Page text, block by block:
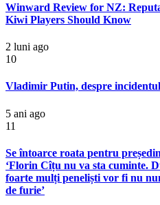
Winward Review for NZ:
Kiwi Players Should Know
2 luni ago
10
Vladimir Putin, despre
5 ani ago
11
Se întoarce roata pentru
‘Florin Cîțu nu va sta cuminte.
foarte mulți peneliști vor fi nu
de furie’